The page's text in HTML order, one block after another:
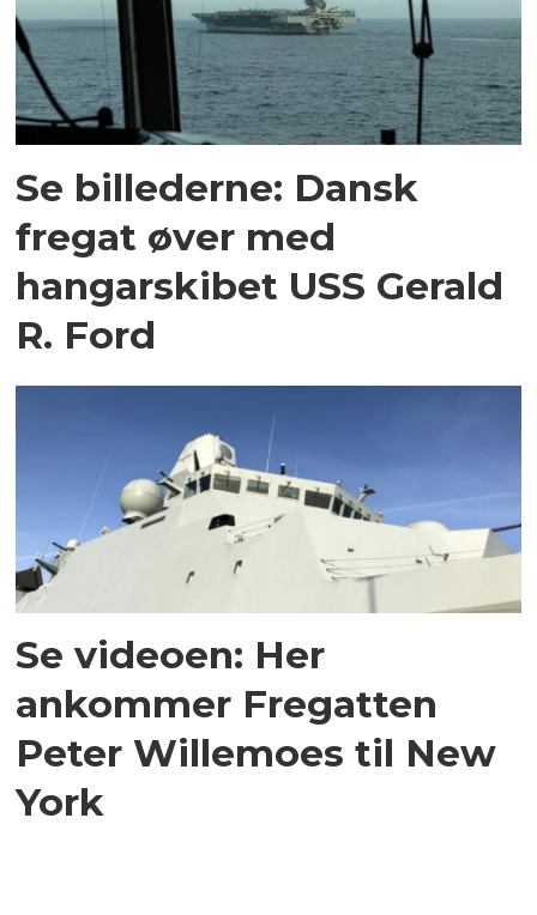
Se billederne: Dansk
fregat øver med
hangarskibet USS Gerald
R. Ford
Se videoen: Her
ankommer Fregatten
Peter Willemoes til New
York